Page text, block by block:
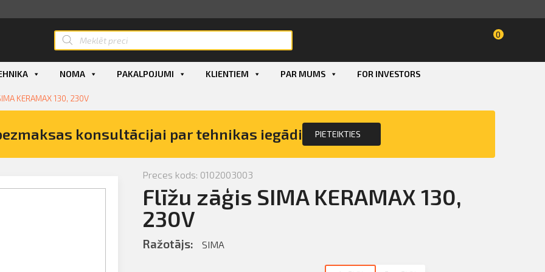
0
NOMA PAKALPOJUMI KLIENTIEM PAR MUMS FOR INVESTORS
KERAMAX 130, 230V
konsultācijai par tehnikas iegādi PIETEIKTIES
Preces kods: 0102003003
Flīžu zāģis SIMA KERAMAX 130,
230V
Ražotājs: SIMA